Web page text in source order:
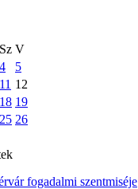
Sz V
4
5
11 12
18 19
25 26
fogadalmi szentmiséje